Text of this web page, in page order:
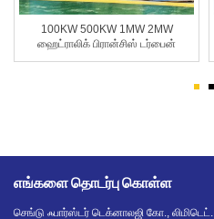
100KW 500KW 1MW 2MW
ஹைட்ராலிக் பிரான்சிஸ் டர்பைன்
எங்களை தொடர்பு கொள்ள
செங்டு ஃபார்ஸ்டர் டெக்னாலஜி கோ., லிமிடெட்.